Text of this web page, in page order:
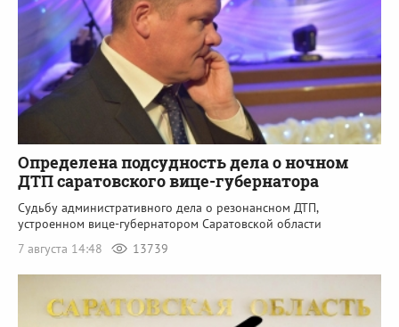
Определена подсудность дела о ночном
ДТП саратовского вице-губернатора
Судьбу административного дела о резонансном ДТП,
устроенном вице-губернатором Саратовской области
7 августа 14:48
13739